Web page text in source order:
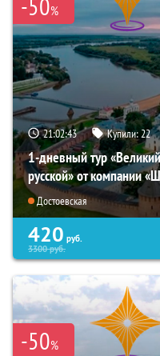
%
21:02:42 Купили:22
1-дневный тур
русской» от компании
Достоевская
420 руб.
3300руб.
-50%